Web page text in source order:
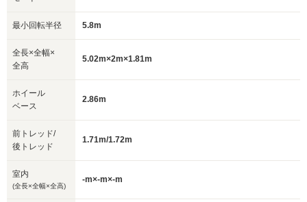
最小回転半径 5.8m
全長×全幅×
全高
5.02m×2m×1.81m
ホイール
ベース
2.86m
前トレッド/
後トレッド
1.71m/1.72m
室内
(全長×全幅×全高)
-m×-m×-m